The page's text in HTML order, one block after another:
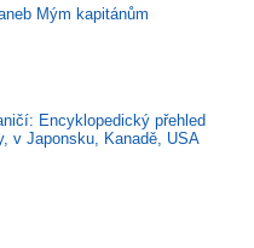
Mým kapitánům
Encyklopedický přehled
v Japonsku, Kanadě, USA